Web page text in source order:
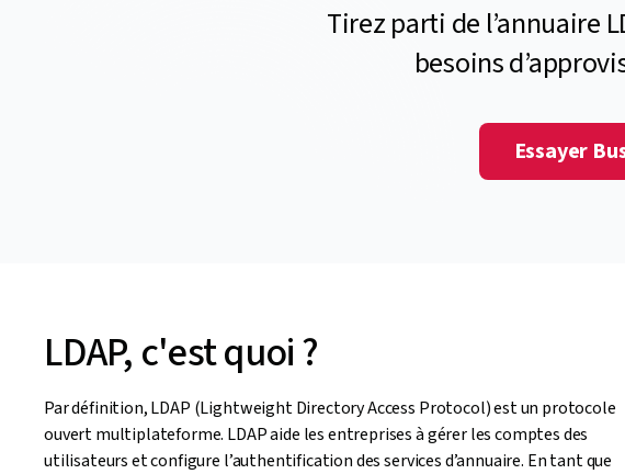
Tirez parti de l’annuaire
besoins
Essayer
LDAP, c'est quoi ?
Par définition, LDAP (Lightweight Directory Access Protocol) est un protocole
ouvert multiplateforme. LDAP aide les entreprises à gérer les comptes des
utilisateurs et configure l’authentification des services d’annuaire. En tant que